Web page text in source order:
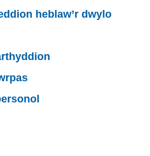
heblaw’r dwylo